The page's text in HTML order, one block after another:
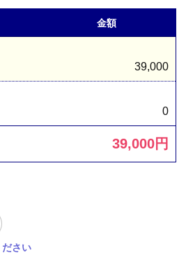
金額
39,000
0
39,000円
さい